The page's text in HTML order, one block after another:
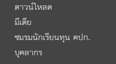
ดาวน์โหลด
มีเดีย
ชมรมนักเรียนทุน คปก.
บุคลากร